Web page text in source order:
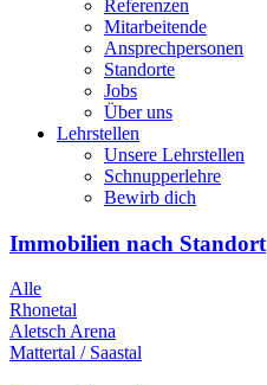
Referenzen
Mitarbeitende
Ansprechpersonen
Standorte
Jobs
Über uns
Lehrstellen
Unsere Lehrstellen
Schnupperlehre
Bewirb dich
Immobilien nach Standort
Alle
Rhonetal
Aletsch Arena
Mattertal / Saastal